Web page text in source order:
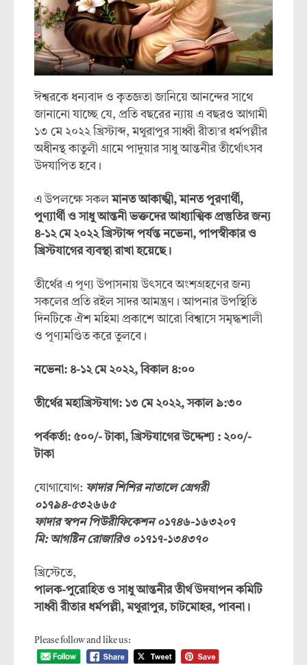
ঈশ্বরকে ধন্যবাদ ও কৃতজ্ঞতা জানিয়ে আনন্দের সাথে
জানানো যাচ্ছে যে, প্রতি বছরের ন্যায় এ বছরও আগামী
১৩ মে ২০২২ খ্রিস্টাব্দ, মথুরাপুর সাধ্বী রীতা’র ধর্মপল্লীর
অধীনন্থ কাতুলী গ্রামে পাদুয়ার সাধু আন্তনীর তীর্থোৎসব
উদযাপিত হবে।
এ উপলক্ষে সকলমানত আকাঙ্খী, মানত পূরণার্থী,
পুণ্যার্থী ও সাধু আন্তনী ভক্তদের আধ্যাত্মিক প্রস্তুতির জন্য
৪-১২ মে ২০২২ খ্রিস্টাব্দ পর্যন্ত নভেনা, পাপস্বীকার ও
খ্রিস্টযাগের ব্যবস্থা রাখা হয়েছে।
তীর্থের এ পূণ্য উপাসনায় উৎসবে অংশগ্রহণের জন্য
সকলের প্রতি রইল সাদর আমন্ত্রণ। আপনার উপস্থিতি
দিনটিকে ঐশ মহিমা প্রকাশে আরো বিশ্বাসে সমৃদ্ধশালী
ও পূণ্যমণ্ডিত করে তুলবে।
নভেনা: ৪-১২ মে ২০২২, বিকাল ৪:০০
তীর্থের মহাখ্রিস্টযাগ: ১৩ মে ২০২২, সকাল ৯:৩০
পর্বকর্তা: ৫০০/- টাকা, খ্রিস্টযাগের উদ্দেশ্য : ২০০/-
টাকা
যোগাযোগ: ফাদার শিশির নাতালে গ্রেগরী
০১৭৯৪-৫৩২৬৬৫
ফাদার স্বপন পিউরীফিকেশন ০১৭৪৬-১৬৩২০৭
মি: আগষ্টিন রোজারিও ০১৭১৭-১৩৪৩৭০
খ্রিস্টেতে,
পালক-পুরোহিত ও সাধু আন্তনীর তীর্থ উদযাপন কমিটি
সাধ্বী রীতার ধর্মপল্লী, মথুরাপুর, চাটমোহর, পাবনা।
Please follow and like us: